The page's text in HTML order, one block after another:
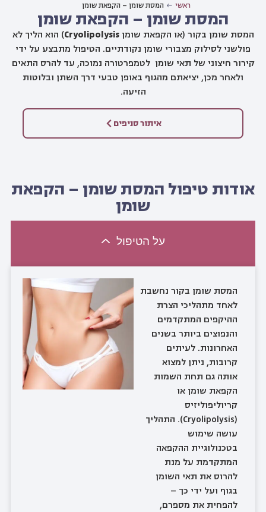
ראשי המסת שומן – הקפאת שומן
המסת שומן – הקפאת שומן
המסת שומן בקור (או הקפאת שומןCryolipolysis) הוא הליך לא
פולשני לסילוק מצבורי שומן נקודתיים. הטיפול מתבצע על ידי
קירור חיצוני של תאי שומן לטמפרטורה נמוכה, עד להרס התאים
ולאחר מכן, יציאתם מהגוף באופן טבעי דרך השתן ובלוטות
הזיעה.
איתור סניפים
אודות טיפול המסת שומן – הקפאת
שומן
על הטיפול
המסת שומן בקור נחשבת
לאחד מתהליכי הצרת
ההיקפים המתקדמים
והנפוצים ביותר בשנים
האחרונות. לעיתים
קרובות, ניתן למצוא
אותה גם תחת השמות
הקפאת שומן או
קריוליפוליזיס
(Cryolipolysis). התהליך
עושה שימוש
בטכנולוגיית ההקפאה
המתקדמת על מנת
להרוס את תאי השומן
בגוף ועל ידי כך –
להפחית את מספרם,